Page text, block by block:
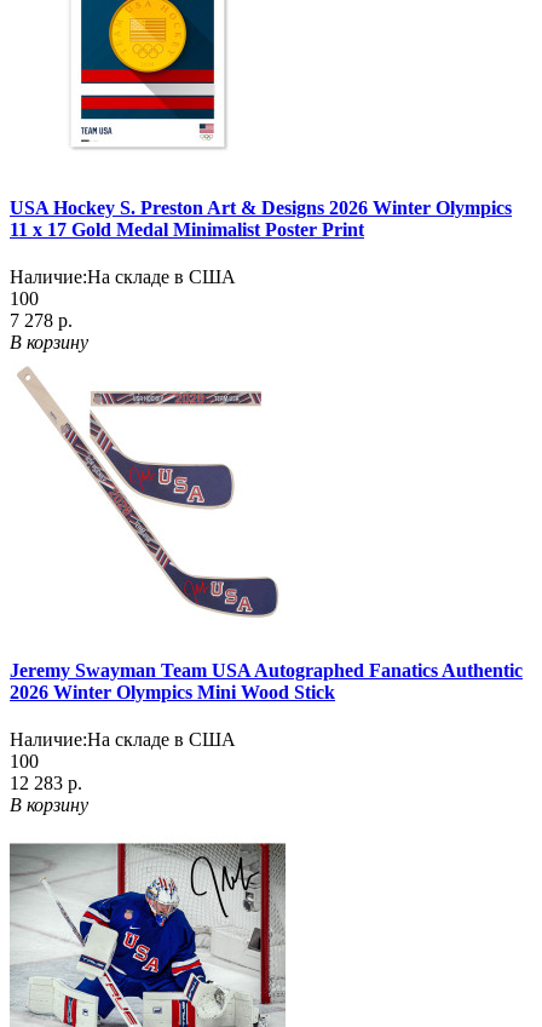
USA Hockey S. Preston Art & Designs 2026 Winter Olympics
11 x 17 Gold Medal Minimalist Poster Print
Наличие:На складе в США
100
7 278 р.
В корзину
Jeremy Swayman Team USA Autographed Fanatics Authentic
2026 Winter Olympics Mini Wood Stick
Наличие:На складе в США
100
12 283 р.
В корзину